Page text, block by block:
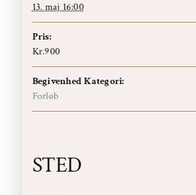
13. maj 16:00
Pris:
Kr.900
Begivenhed Kategori:
Forløb
STED